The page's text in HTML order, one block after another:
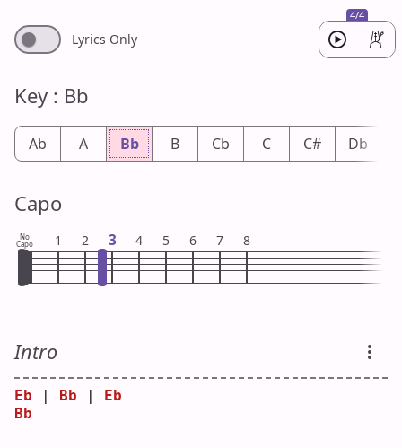
4/4
Lyrics Only
Key : Bb
Ab A Bb B Cb C C# Db
Capo
No
Capo 1 2 3 4 5 6 7 8
Intro
Eb Bb
Eb
Bb